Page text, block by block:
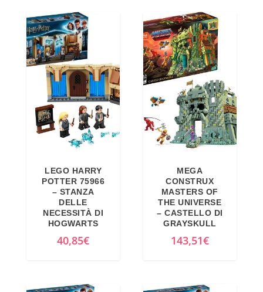
o
o
r
i
g
i
a
l
e
1
z
o
a
t
t
u
l
e
:
,
LEGO HARRY
POTTER 75966
– STANZA
DELLE
NECESSITÀ DI
HOGWARTS
40,85€
MEGA
CONSTRUX
MASTERS OF
THE UNIVERSE
– CASTELLO DI
GRAYSKULL
143,51€